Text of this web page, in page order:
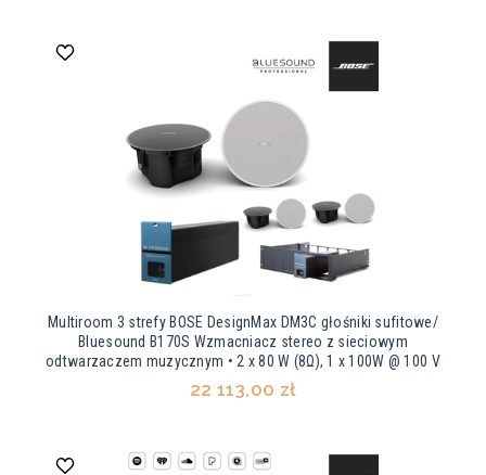
Multiroom 3 strefy BOSE DesignMax DM3C głośniki sufitowe/
Bluesound B170S Wzmacniacz stereo z sieciowym
odtwarzaczem muzycznym • 2 x 80 W (8Ω), 1 x 100W @ 100 V
22 113,00 zł